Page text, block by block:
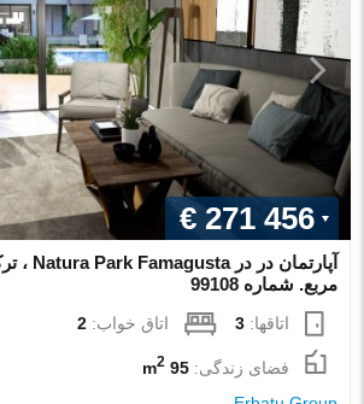
€ 271 456
مربع. شماره 99108
اتاقها:3 اتاق خواب:2
فضای زندگی:95 m
2